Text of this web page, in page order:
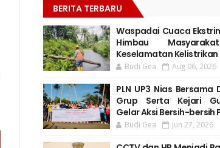
BERITA TERBARU
Waspadai Cuaca
Himbau
Keselamatan Kelistrikan
Budi Gea Aug 06, 2026
PLN UP3 Nias Bersama
Grup Serta Kejari
Gelar Aksi Bersih-bersih
Budi Gea Jun 27, 2026